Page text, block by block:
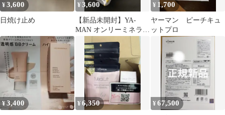
¥3,600
日焼け止め
¥3,600
【新品未開封】YA-
MAN オンリーミネラル
ファースト C ブースト
45ml
¥ 1,700
ヤーマン ピーチキュ
ットプロ
¥3,400 ¥6,350 ¥67,500